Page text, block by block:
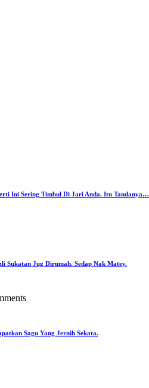
Ini Sering Timbul Di Jari Anda. Itu Tandanya…
Sukatan Jug Dirumah. Sedap Nak Matey.
Sagu Yang Jernih Sekata.